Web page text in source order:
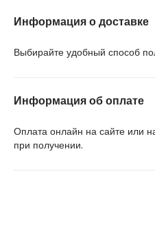
Информация о доставке
Выбирайте удобный способ
Информация об оплате
Оплата онлайн на сайте или
при получении.